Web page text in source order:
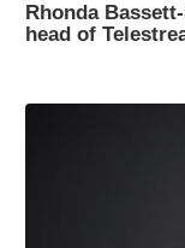
Rhonda
head of